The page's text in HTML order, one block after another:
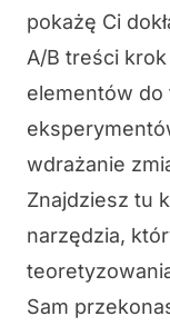
pokażę Ci
A/B treści
elementów do
wdrażanie
Znajdziesz tu
narzędzia,
Sam